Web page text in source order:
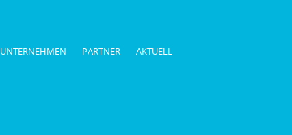
UNTERNEHMEN PARTNER AKTUELL